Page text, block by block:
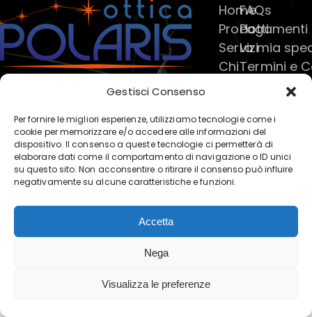
Gestisci Consenso
Per fornire le migliori esperienze, utilizziamo tecnologie come i
cookie per memorizzare e/o accedere alle informazioni del
dispositivo. Il consenso a queste tecnologie ci permetterà di
elaborare dati come il comportamento di navigazione o ID unici
su questo sito. Non acconsentire o ritirare il consenso può influire
negativamente su alcune caratteristiche e funzioni.
Accetta
Nega
Visualizza le preferenze
Home
Prodotti
Servizi
Chi
Contatti
FAQs
Pagamenti
La mia
Termini e
Privacy &
OTTICA POLARIS di Marchese
02120440819 | Powered by